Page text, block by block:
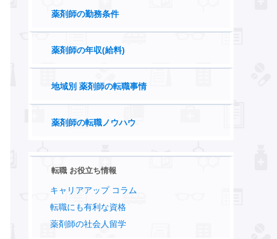
薬剤師の勤務条件
薬剤師の年収(給料)
地域別 薬剤師の転職事情
薬剤師の転職ノウハウ
転職 お役立ち情報
キャリアアップ コラム
転職にも有利な資格
薬剤師の社会人留学